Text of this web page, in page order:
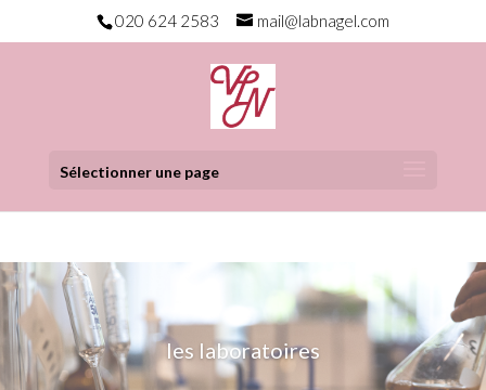
020 624 2583 mail@labnagel.com
Sélectionner une page
les laboratoires